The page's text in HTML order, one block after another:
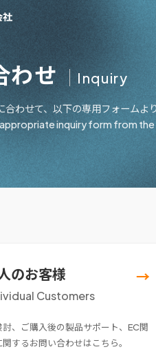
わせ Inquiry
合わせて、以下の専用フォームよ
inquiry form from
のお客様
Customers
→
、ご購入後の製品サポート、EC関
するお問い合わせはこちら。